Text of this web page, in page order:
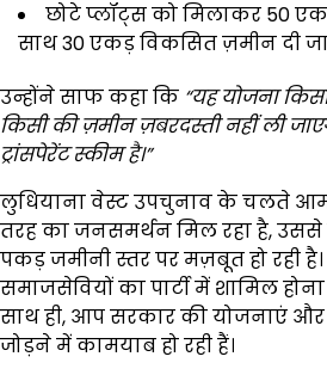
छोटे प्लॉट्स को मिलाकर 50
साथ 30 एकड़ विकसित ज़मीन दी
उन्होंने साफ कहा कि “यह योजना
किसी की ज़मीन ज़बरदस्ती नहीं ली
ट्रांसपेरेंट स्कीम है।”
लुधियाना वेस्ट उपचुनाव के चलते आम
तरह का जनसमर्थन मिल रहा है, उससे
पकड़ जमीनी स्तर पर मज़बूत हो रही
समाजसेवियों का पार्टी में शामिल
साथ ही, आप सरकार की योजनाएं और
जोड़ने में कामयाब हो रही हैं।